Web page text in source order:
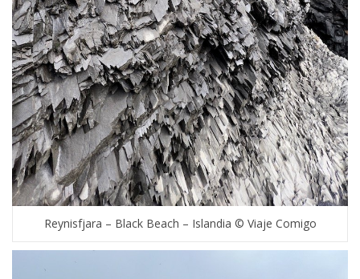
Reynisfjara – Black Beach – Islandia © Viaje Comigo